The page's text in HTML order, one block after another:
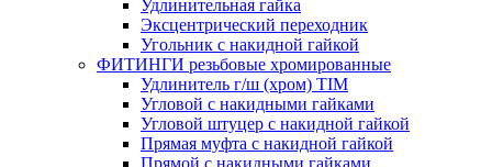
Удлинительная гайка
Эксцентрический переходник
Угольник с накидной гайкой
ФИТИНГИ резьбовые хромированные
Удлинитель г/ш (хром) TIM
Угловой с накидными гайками
Угловой штуцер с накидной гайкой
Прямая муфта с накидной гайкой
Прямой с накидными гайками